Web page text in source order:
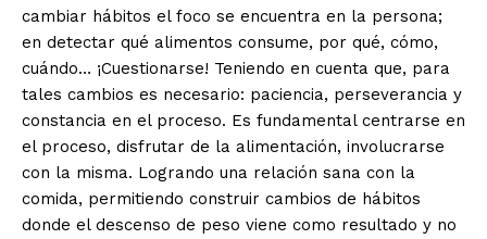
cambiar hábitos el foco se encuentra en la persona;
en detectar qué alimentos consume, por qué, cómo,
cuándo… ¡Cuestionarse! Teniendo en cuenta que, para
tales cambios es necesario: paciencia, perseverancia y
constancia en el proceso. Es fundamental centrarse en
el proceso, disfrutar de la alimentación, involucrarse
con la misma. Logrando una relación sana con la
comida, permitiendo construir cambios de hábitos
donde el descenso de peso viene como resultado y no